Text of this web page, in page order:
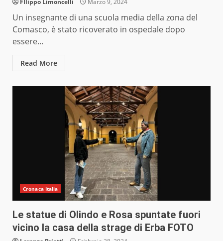
FIlippo Limoncelli Marzo 9, 2024
Un insegnante di una scuola media della zona del
Comasco, è stato ricoverato in ospedale dopo
essere...
Read More
Cronaca Italia
Le statue di Olindo e Rosa spuntate fuori
vicino la casa della strage di Erba FOTO